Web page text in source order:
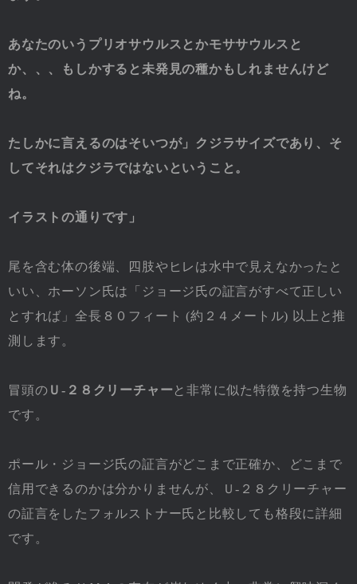
あなたのいうプリオサウルスとかモササウルスと
か、、、もしかすると未発見の種かもしれませんけど
ね。
たしかに言えるのはそいつが」クジラサイズであり、そ
してそれはクジラではないということ。
イラストの通りです」
尾を含む体の後端、四肢やヒレは水中で見えなかったと
いい、ホーソン氏は「ジョージ氏の証言がすべて正しい
とすれば」全長８０フィート (約２４メートル) 以上と推
測します。
冒頭の Ｕ-２８クリーチャーと非常に似た特徴を持つ生物
です。
ポール・ジョージ氏の証言がどこまで正確か、どこまで
信用できるのかは分かりませんが、Ｕ-２８クリーチャー
の証言をしたフォルストナー氏と比較しても格段に詳細
です。